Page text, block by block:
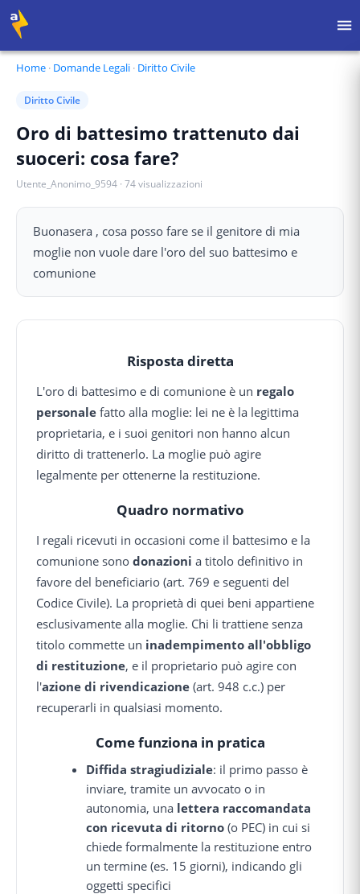
Home · Domande Legali · Diritto Civile
Diritto Civile
Oro di battesimo trattenuto dai
suoceri: cosa fare?
Utente_Anonimo_9594 · 74visualizzazioni
Buonasera , cosa posso fare se il genitore di mia
moglie non vuole dare l'oro del suo battesimo e
comunione
Risposta diretta
L'oro di battesimo e di comunione è un regalo
personale fatto alla moglie: lei ne è la legittima
proprietaria, e i suoi genitori non hanno alcun
diritto di trattenerlo. La moglie può agire
legalmente per ottenerne la restituzione.
Quadro normativo
I regali ricevuti in occasioni come il battesimo e la
comunione sono donazioni a titolo definitivo in
favore del beneficiario (art. 769 e seguenti del
Codice Civile). La proprietà di quei beni appartiene
esclusivamente alla moglie. Chi li trattiene senza
titolo commette un inadempimento all'obbligo
di restituzione, e il proprietario può agire con
l'azione di rivendicazione (art. 948 c.c.) per
recuperarli in qualsiasi momento.
Come funziona in pratica
Diffida stragiudiziale: il primo passo è
inviare, tramite un avvocato o in
autonomia, una lettera raccomandata
con ricevuta di ritorno (o PEC) in cui si
chiede formalmente la restituzione entro
un termine (es. 15 giorni), indicando gli
oggetti specifici